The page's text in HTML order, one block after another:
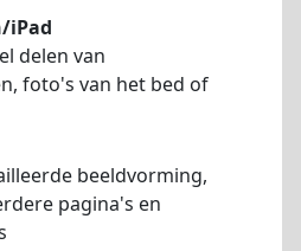
iPad
delen van
foto's van het bed of
beeldvorming,
pagina's en